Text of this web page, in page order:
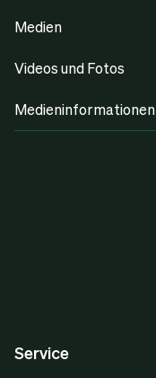
Medien
Videos und Fotos
Medieninformationen
Service